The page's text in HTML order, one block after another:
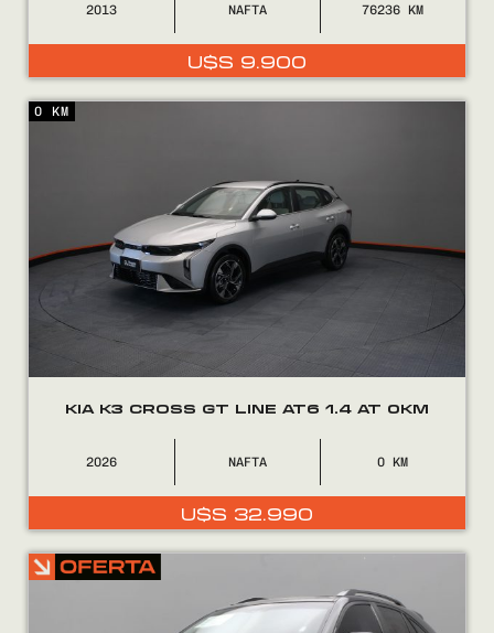
2013 NAFTA 76236
U$S 9.900
KIA K3 CROSS GT LINE AT6 1.4 AT 0KM
2026 NAFTA 0
U$S 32.990
0 KM